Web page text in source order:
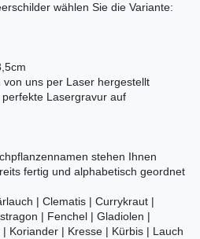
wählen Sie die Variante:
uns per Laser hergestellt
Lasergravur auf
stehen Ihnen
fertig und alphabetisch geordnet
| Clematis | Currykraut |
| Fenchel | Gladiolen |
Koriander | Kresse | Kürbis | Lauch